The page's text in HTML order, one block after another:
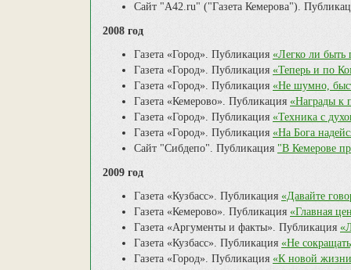
Сайт "А42.ru" ("Газета Кемерова").
2008 год
Газета «Город». Публикация «Легко ли быть
Газета «Город». Публикация «Теперь и по
Газета «Город». Публикация «Не шумно,
Газета «Кемерово». Публикация «Награды к
Газета «Город». Публикация «Техника с
Газета «Город». Публикация «На Бога
Сайт "Сибдепо". Публикация "В Кемерове
2009 год
Газета «Кузбасс». Публикация «Давайте
Газета «Кемерово». Публикация «Главная
Газета «Аргументы и факты». Публикация
Газета «Кузбасс». Публикация «Не
Газета «Город». Публикация «К новой жизни